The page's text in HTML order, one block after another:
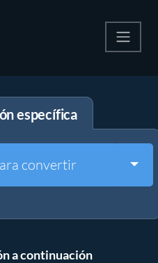
específica
convertir
a continuación